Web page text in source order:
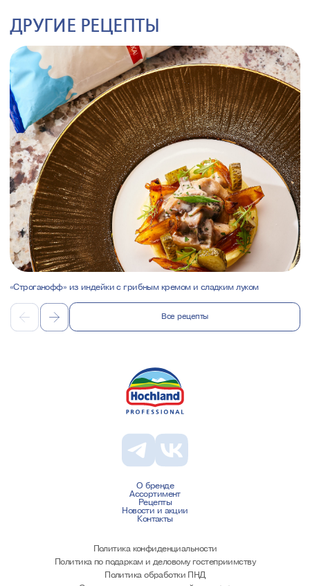
ДРУГИЕ РЕЦЕПТЫ
«Строганофф» из индейки с грибным кремом и сладким луком
Все рецепты
О бренде
Ассортимент
Рецепты
Новости и акции
Контакты
Политика конфиденциальности
Политика по подаркам и деловому гостеприимству
Политика обработки ПНД